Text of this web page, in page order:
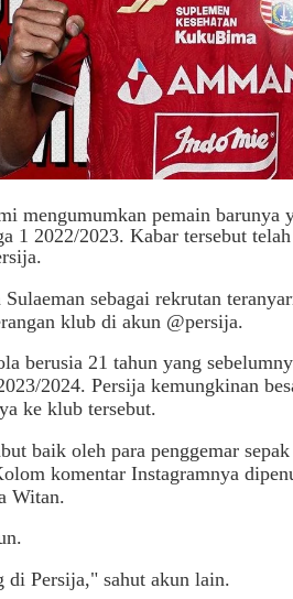
mengumumkan pemain barunya
1 2022/2023. Kabar tersebut telah
sebagai rekrutan
klub di akun @persija.
berusia 21 tahun yang
2024. Persija kemungkinan
ke klub tersebut.
baik oleh para penggemar
komentar Instagramnya
Witan.
Persija," sahut akun lain.